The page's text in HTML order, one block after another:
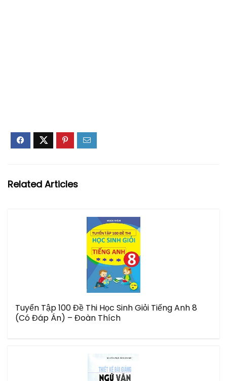
Related Articles
Tuyển Tập 100 Đề Thi Học Sinh Giỏi Tiếng Anh 8
(Có Đáp Án) – Đoàn Thích